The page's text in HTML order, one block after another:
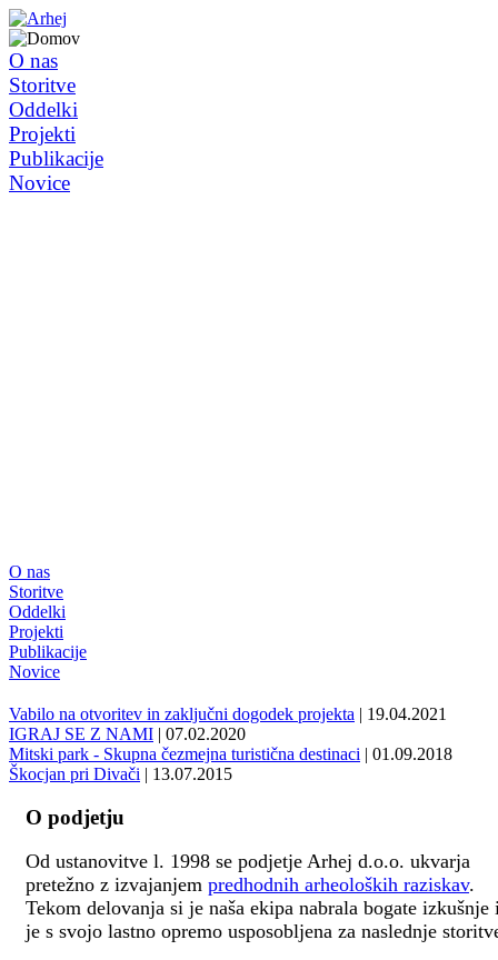
O nas
Storitve
Oddelki
Projekti
Publikacije
Novice
O nas
Storitve
Oddelki
Projekti
Publikacije
Novice
Vabilo na otvoritev in zaključni dogodek projekta | 19.04.2021
IGRAJ SE Z NAMI | 07.02.2020
Mitski park - Skupna čezmejna turistična destinaci | 01.09.2018
Škocjan pri Divači | 13.07.2015
O podjetju
Od ustanovitve l. 1998 se podjetje Arhej d.o.o. ukvarja
pretežno z izvajanjem predhodnih arheoloških raziskav.
Tekom delovanja si je naša ekipa nabrala bogate izkušnje
je s svojo lastno opremo usposobljena za naslednje